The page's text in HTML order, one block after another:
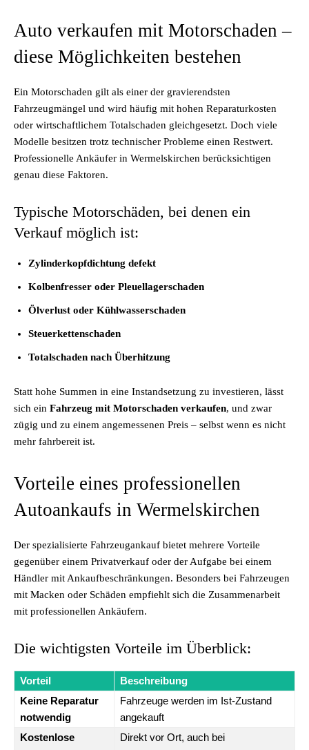
Auto verkaufen mit Motorschaden –
diese Möglichkeiten bestehen
Ein Motorschaden gilt als einer der gravierendsten
Fahrzeugmängel und wird häufig mit hohen Reparaturkosten
oder wirtschaftlichem Totalschaden gleichgesetzt. Doch viele
Modelle besitzen trotz technischer Probleme einen Restwert.
Professionelle Ankäufer in Wermelskirchen berücksichtigen
genau diese Faktoren.
Typische Motorschäden, bei denen ein
Verkauf möglich ist:
Zylinderkopfdichtung defekt
Kolbenfresser oder Pleuellagerschaden
Ölverlust oder Kühlwasserschaden
Steuerkettenschaden
Totalschaden nach Überhitzung
Statt hohe Summen in eine Instandsetzung zu investieren, lässt
sich ein Fahrzeug mit Motorschaden verkaufen, und zwar
zügig und zu einem angemessenen Preis – selbst wenn es nicht
mehr fahrbereit ist.
Vorteile eines professionellen
Autoankaufs in Wermelskirchen
Der spezialisierte Fahrzeugankauf bietet mehrere Vorteile
gegenüber einem Privatverkauf oder der Aufgabe bei einem
Händler mit Ankaufbeschränkungen. Besonders bei Fahrzeugen
mit Macken oder Schäden empfiehlt sich die Zusammenarbeit
mit professionellen Ankäufern.
Die wichtigsten Vorteile im Überblick:
Vorteil
Beschreibung
Keine Reparatur
notwendig
Fahrzeuge werden im Ist-Zustand
angekauft
Kostenlose
Direkt vor Ort, auch bei